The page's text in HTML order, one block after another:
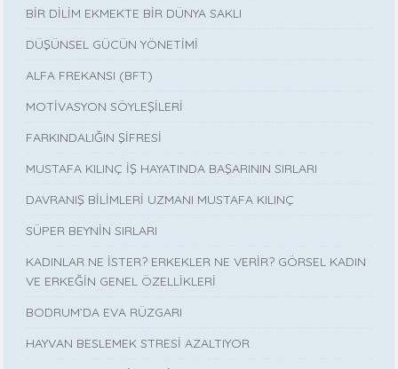
BİR DİLİM EKMEKTE BİR DÜNYA SAKLI
DÜŞÜNSEL GÜCÜN YÖNETİMİ
ALFA FREKANSI (BFT)
MOTİVASYON SÖYLEŞİLERİ
FARKINDALIĞIN ŞİFRESİ
MUSTAFA KILINÇ İŞ HAYATINDA BAŞARININ SIRLARI
DAVRANIŞ BİLİMLERİ UZMANI MUSTAFA KILINÇ
SÜPER BEYNİN SIRLARI
KADINLAR NE İSTER? ERKEKLER NE VERİR? GÖRSEL KADIN
VE ERKEĞİN GENEL ÖZELLİKLERİ
BODRUM’DA EVA RÜZGARI
HAYVAN BESLEMEK STRESİ AZALTIYOR